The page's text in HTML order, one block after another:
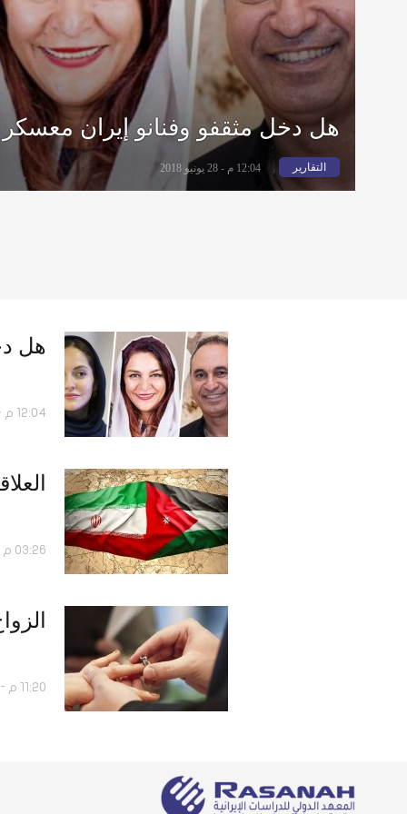
هل دخل مثقفو وفنانو إيران
التقارير 12:04 م - 28 يونيو 2018
هل
12:04 م - 28 يونيو 2018
03:26 م - 24 ديسمبر 2016
11:20 م - 15 ديسمبر 2016